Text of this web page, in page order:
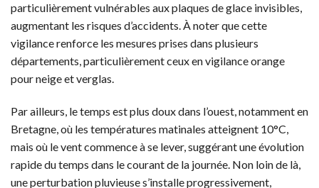
particulièrement vulnérables aux plaques de glace invisibles,
augmentant les risques d’accidents. À noter que cette
vigilance renforce les mesures prises dans plusieurs
départements, particulièrement ceux en vigilance orange
pour neige et verglas.
Par ailleurs, le temps est plus doux dans l’ouest, notamment en
Bretagne, où les températures matinales atteignent 10°C,
mais où le vent commence à se lever, suggérant une évolution
rapide du temps dans le courant de la journée. Non loin de là,
une perturbation pluvieuse s’installe progressivement,